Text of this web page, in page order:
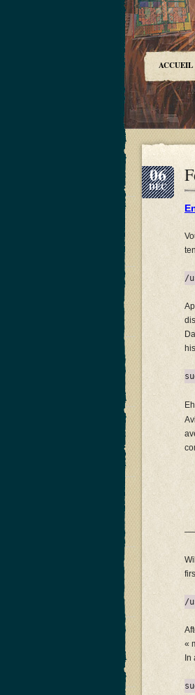
ACCUEIL
06
DÉC
/
/
«